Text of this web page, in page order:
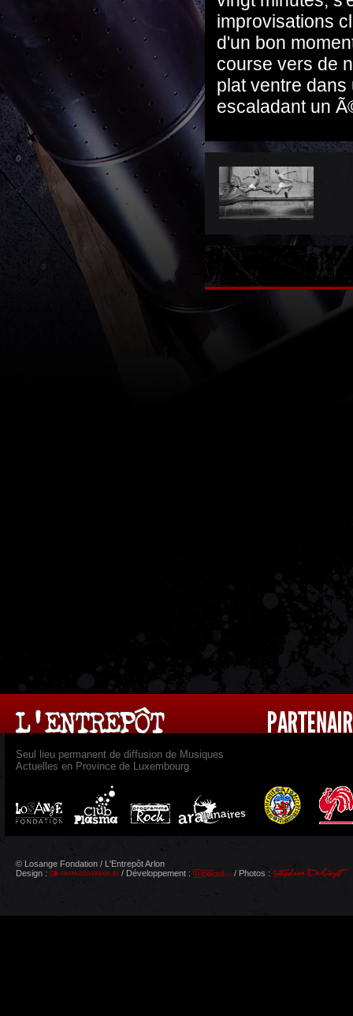
improvisations
d'un bon
course vers de
plat ventre
escaladant un
Seul lieu permanent de diffusion de Musiques
Actuelles en Province de Luxembourg.
© Losange Fondation / L'Entrepôt Arlon
Design :
/ Développement : / Photos :